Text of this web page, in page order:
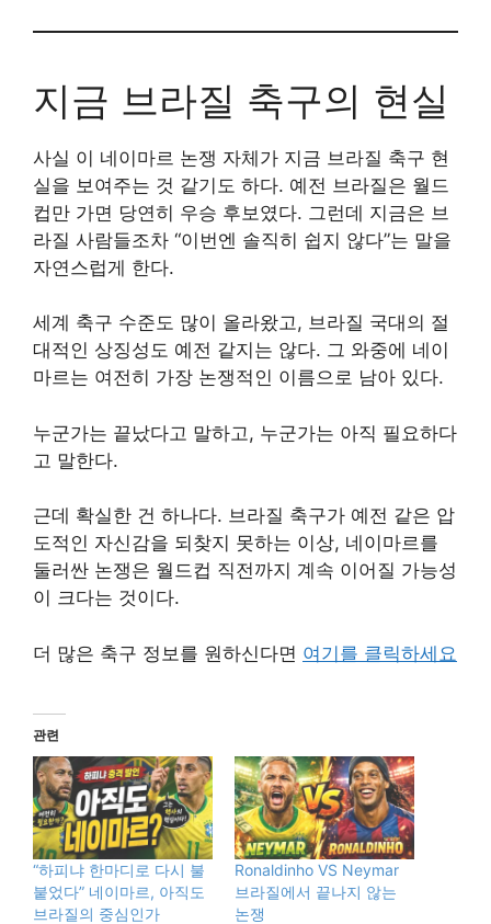
지금 브라질 축구의 현실
사실 이 네이마르 논쟁 자체가 지금 브라질 축구 현
실을 보여주는 것 같기도 하다. 예전 브라질은 월드
컵만 가면 당연히 우승 후보였다. 그런데 지금은 브
라질 사람들조차 “이번엔 솔직히 쉽지 않다”는 말을
자연스럽게 한다.
세계 축구 수준도 많이 올라왔고, 브라질 국대의 절
대적인 상징성도 예전 같지는 않다. 그 와중에 네이
마르는 여전히 가장 논쟁적인 이름으로 남아 있다.
누군가는 끝났다고 말하고, 누군가는 아직 필요하다
고 말한다.
근데 확실한 건 하나다. 브라질 축구가 예전 같은 압
도적인 자신감을 되찾지 못하는 이상, 네이마르를
둘러싼 논쟁은 월드컵 직전까지 계속 이어질 가능성
이 크다는 것이다.
더 많은 축구 정보를 원하신다면 여기를 클릭하세요
관련
“하피냐 한마디로 다시 불
붙었다” 네이마르, 아직도
브라질의 중심인가
Ronaldinho VS Neymar
브라질에서 끝나지 않는
논쟁